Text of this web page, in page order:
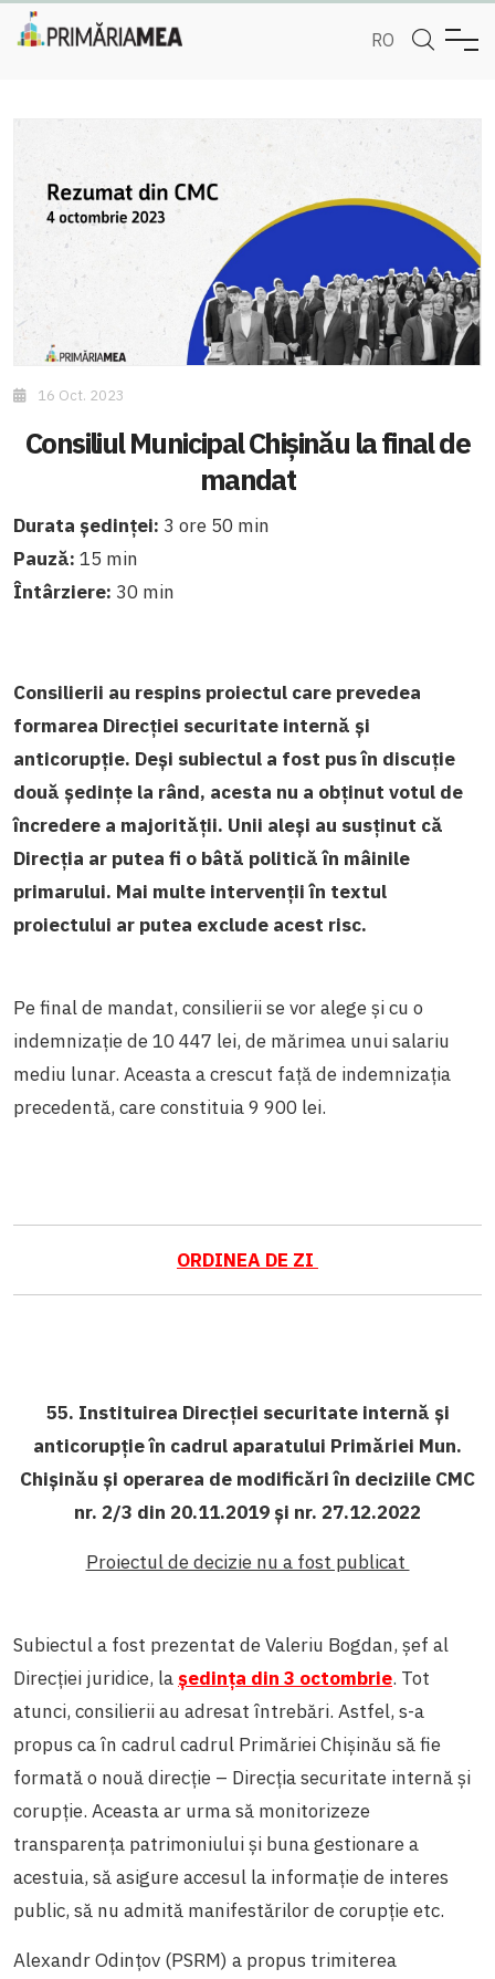
RO
16 Oct. 2023
Consiliul Municipal Chișinău la final de
mandat
Durata ședinței: 3 ore 50 min
Pauză: 15 min
Întârziere: 30 min
Consilierii au respins proiectul care prevedea
formarea Direcției securitate internă și
anticorupție. Deși subiectul a fost pus în discuție
două ședințe la rând, acesta nu a obținut votul de
încredere a majorității. Unii aleși au susținut că
Direcția ar putea fi o bâtă politică în mâinile
primarului. Mai multe intervenții în textul
proiectului ar putea exclude acest risc.
Pe final de mandat, consilierii se vor alege și cu o
indemnizație de 10 447 lei, de mărimea unui salariu
mediu lunar. Aceasta a crescut față de indemnizația
precedentă, care constituia 9 900 lei.
ORDINEA DE ZI
55. Instituirea Direcției securitate internă și
anticorupție în cadrul aparatului Primăriei Mun.
Chișinău și operarea de modificări în deciziile CMC
nr. 2/3 din 20.11.2019 și nr. 27.12.2022
Proiectul de decizie nu a fost publicat
Subiectul a fost prezentat de Valeriu Bogdan, șef al
Direcției juridice, laședința din 3 octombrie. Tot
atunci, consilierii au adresat întrebări. Astfel, s-a
propus ca în cadrul cadrul Primăriei Chișinău să fie
formată o nouă direcție – Direcția securitate internă și
corupție. Aceasta ar urma să monitorizeze
transparența patrimoniului și buna gestionare a
acestuia, să asigure accesul la informație de interes
public, să nu admită manifestărilor de corupție etc.
Alexandr Odințov (PSRM) a propus trimiterea